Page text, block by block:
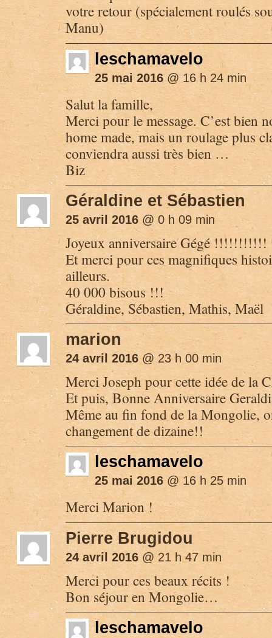
votre retour (spécialement roulés
Manu)
leschamavelo
25 mai 2016@ 16 h 24 min
Salut la famille,
Merci pour le message. C’est bien
home made, mais un roulage plus
conviendra aussi très bien …
Biz
Géraldine et Sébastien
25 avril 2016 @ 0 h 09 min
Joyeux anniversaire Gégé !!!!!!!!!!!
Et merci pour ces magnifiques
ailleurs.
40 000 bisous !!!
Géraldine, Sébastien, Mathis, Maël
marion
24 avril 2016@ 23 h 00 min
Merci Joseph pour cette idée de la
Et puis, Bonne Anniversaire
Même au fin fond de la Mongolie,
changement de dizaine!!
leschamavelo
25 mai 2016 @ 16 h 25 min
Merci Marion !
Pierre Brugidou
24 avril 2016@ 21 h 47 min
Merci pour ces beaux récits !
Bon séjour en Mongolie…
leschamavelo